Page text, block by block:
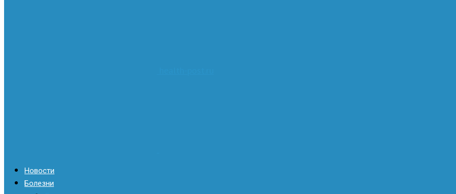
Новости
Болезни